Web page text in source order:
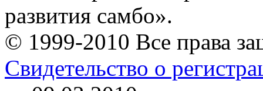
развития самбо».
© 1999-2010 Все права
Свидетельство о